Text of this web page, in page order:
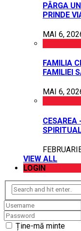
PÂRGA
PRINDE
MAI 6,
FAMILIA
FAMILIEI
MAI 6,
CESAREA
VIEW ALL
LOGIN
Ține-mă minte